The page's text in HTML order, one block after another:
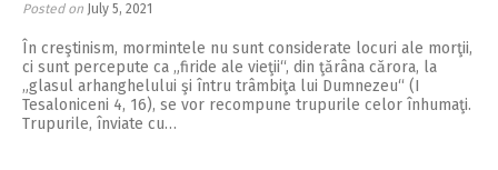
Posted on July 5, 2021
În creştinism, mormintele nu sunt considerate locuri ale morţii,
ci sunt percepute ca „firide ale vieţii“, din ţărâna cărora, la
„glasul arhanghelului şi întru trâmbiţa lui Dumnezeu“ (I
Tesaloniceni 4, 16), se vor recompune trupurile celor înhumaţi.
Trupurile, înviate cu…